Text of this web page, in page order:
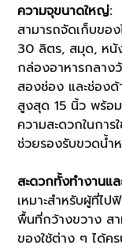
ความจุขนาดใหญ่:
สามารถจัดเก็บขอ
30 ลิตร, สมุด, หนั
กล่องอาหารกลาง
สองช่อง และช่อง
สูงสุด 15 นิ้ว พร้อ
ความสะดวกในกา
ช่วยรองรับขวดน้ำ
สะดวกทั้งทำงานแ
เหมาะสำหรับผู้ที่ไ
พื้นที่กว้างขวาง สา
ของใช้ต่าง ๆ ได้ค